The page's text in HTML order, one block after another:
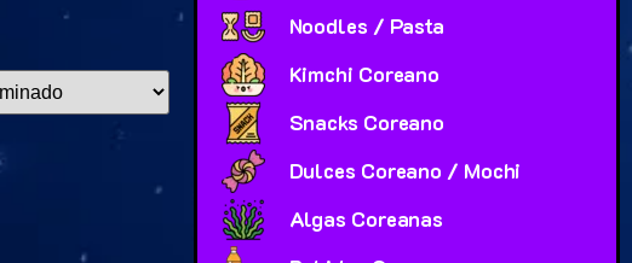
Noodles / Pasta
Kimchi Coreano
Snacks Coreano
Dulces Coreano / Mochi
Algas Coreanas